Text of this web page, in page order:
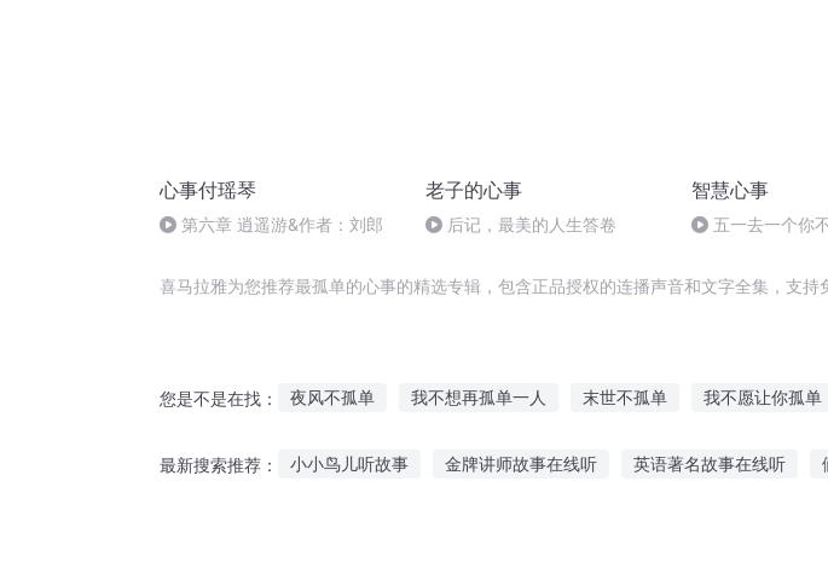
心事付瑶琴
第六章 逍遥游&作者：刘郎
老子的心事
后记，最美的人生答卷
智慧心事
五一去一个你
喜马拉雅为您推荐最孤单的心事的精选专辑，包含正品授权的连播声音和文字全集，支持
您是不是在找： 夜风不孤单 我不想再孤单一人 末世不孤单 我不愿让你孤单
最新搜索推荐： 小小鸟儿听故事 金牌讲师故事在线听 英语著名故事在线听